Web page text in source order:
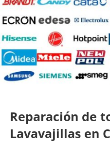
Reparación de
Lavavajillas en